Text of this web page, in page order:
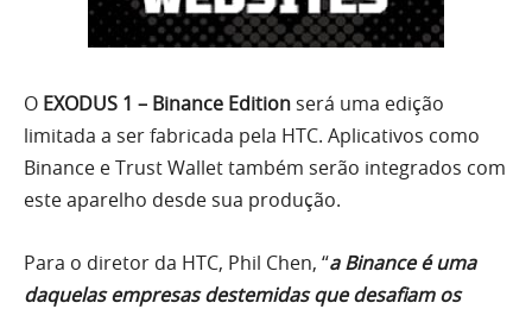
O EXODUS 1 – Binance Edition será uma edição
limitada a ser fabricada pela HTC. Aplicativos como
Binance e Trust Wallet também serão integrados com
este aparelho desde sua produção.
Para o diretor da HTC, Phil Chen, “a Binance é uma
daquelas empresas destemidas que desafiam os